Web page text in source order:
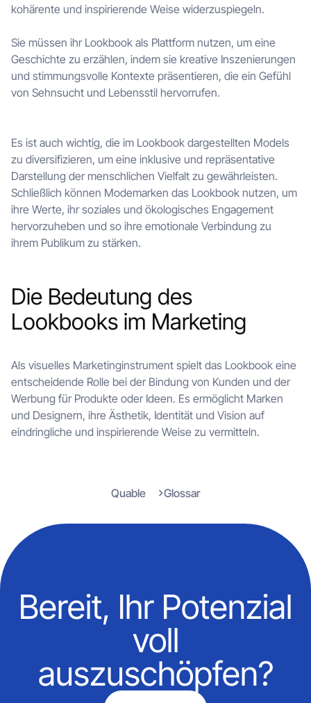
kohärente und inspirierende Weise widerzuspiegeln.
Sie müssen ihr Lookbook als Plattform nutzen, um eine
Geschichte zu erzählen, indem sie kreative Inszenierungen
und stimmungsvolle Kontexte präsentieren, die ein Gefühl
von Sehnsucht und Lebensstil hervorrufen.
Es ist auch wichtig, die im Lookbook dargestellten Models
zu diversifizieren, um eine inklusive und repräsentative
Darstellung der menschlichen Vielfalt zu gewährleisten.
Schließlich können Modemarken das Lookbook nutzen, um
ihre Werte, ihr soziales und ökologisches Engagement
hervorzuheben und so ihre emotionale Verbindung zu
ihrem Publikum zu stärken.
Die Bedeutung des
Lookbooks im Marketing
Als visuelles Marketinginstrument spielt das Lookbook eine
entscheidende Rolle bei der Bindung von Kunden und der
Werbung für Produkte oder Ideen. Es ermöglicht Marken
und Designern, ihre Ästhetik, Identität und Vision auf
eindringliche und inspirierende Weise zu vermitteln.
Quable Glossar
Bereit, Ihr Potenzial
voll
auszuschöpfen?